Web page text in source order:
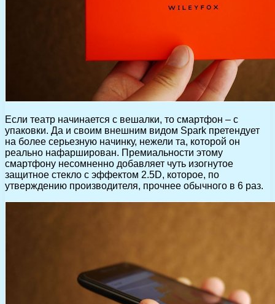
Если театр начинается с вешалки, то смартфон – с
упаковки. Да и своим внешним видом Spark претендует
на более серьезную начинку, нежели та, которой он
реально нафарширован. Премиальности этому
смартфону несомненно добавляет чуть изогнутое
защитное стекло с эффектом 2.5D, которое, по
утверждению производителя, прочнее обычного в 6 раз.